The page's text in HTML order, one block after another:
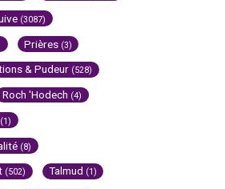
(3087)
Prières (3)
& Pudeur (528)
Roch 'Hodech (4)
(1)
(8)
(502) Talmud (1)